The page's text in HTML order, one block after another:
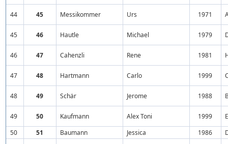
44 45 Messikommer Urs 1971
45 46 Hautle Michael 1979
46 47 Cahenzli Rene 1981
47 48 Hartmann Carlo 1999
48 49 Schär Jerome 1988
49 50 Kaufmann Alex Toni 1999
50
51 Baumann Jessica 1986